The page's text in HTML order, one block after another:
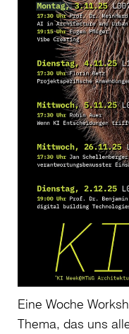
Eine Woche
Thema, das uns